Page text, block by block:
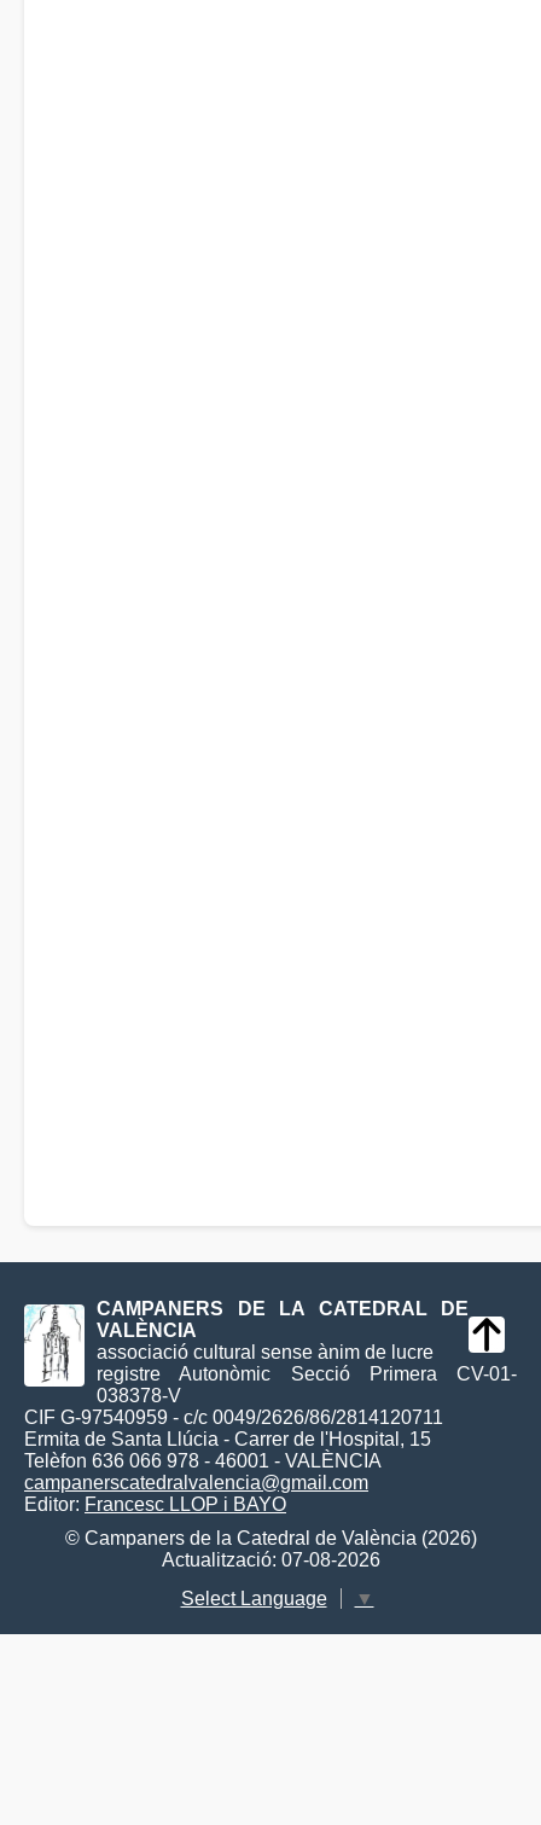
CAMPANERS DE LA CATEDRAL DE
VALÈNCIA
associació cultural sense ànim de lucre
registre Autonòmic Secció Primera CV-01-
038378-V
CIF G-97540959 - c/c 0049/2626/86/2814120711
Ermita de Santa Llúcia - Carrer de l'Hospital, 15
Telèfon 636 066 978 - 46001 - VALÈNCIA
campanerscatedralvalencia@gmail.com
Editor: Francesc LLOP i BAYO
© Campaners de la Catedral de València (2026)
Actualització: 07-08-2026
Select Language
▼